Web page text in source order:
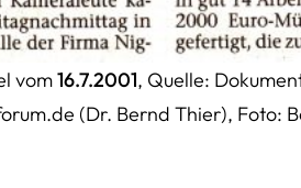
vom16.7.2001, Quelle:
(Dr. Bernd Thier), Foto: